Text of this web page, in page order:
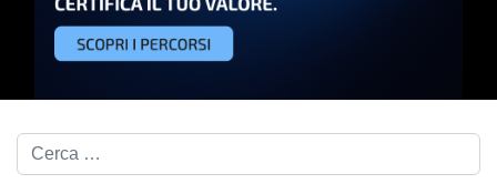
Cerca nel blog...